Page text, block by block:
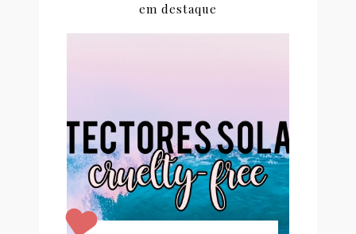
em destaque